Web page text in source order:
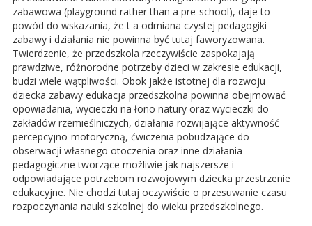
zabawowa (playground rather than a pre-school), daje to
powód do wskazania, że t a odmiana czystej pedagogiki
zabawy i działania nie powinna być tutaj faworyzowana.
Twierdzenie, że przedszkola rzeczywiście zaspokajają
prawdziwe, różnorodne potrzeby dzieci w zakresie edukacji,
budzi wiele wątpliwości. Obok jakże istotnej dla rozwoju
dziecka zabawy edukacja przedszkolna powinna obejmować
opowiadania, wycieczki na łono natury oraz wycieczki do
zakładów rzemieślniczych, działania rozwijające aktywność
percepcyjno-motoryczną, ćwiczenia pobudzające do
obserwacji własnego otoczenia oraz inne działania
pedagogiczne tworzące możliwie jak najszersze i
odpowiadające potrzebom rozwojowym dziecka przestrzenie
edukacyjne. Nie chodzi tutaj oczywiście o przesuwanie czasu
rozpoczynania nauki szkolnej do wieku przedszkolnego.